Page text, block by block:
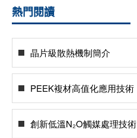
熱門閱讀
晶片級散熱機制簡介
PEEK複材高值化應用技術
創新低溫N₂O觸媒處理技術